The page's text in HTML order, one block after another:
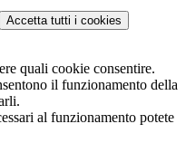
Accetta tutti i cookies
quali cookie consentire.
il funzionamento della
al funzionamento potete